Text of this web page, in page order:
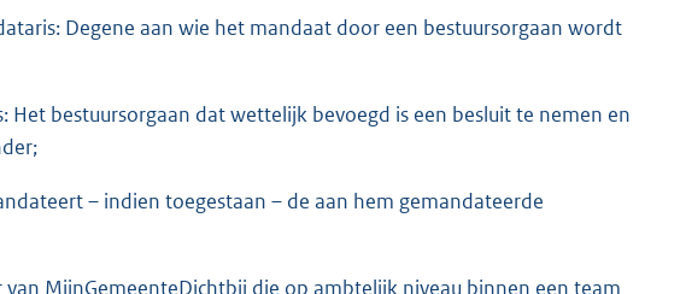
Degene aan wie het mandaat door een bestuursorgaan wordt
bestuursorgaan dat wettelijk bevoegd is een besluit te nemen en
– indien toegestaan – de aan hem gemandateerde
MijnGemeenteDichtbij die op ambtelijk niveau binnen een team